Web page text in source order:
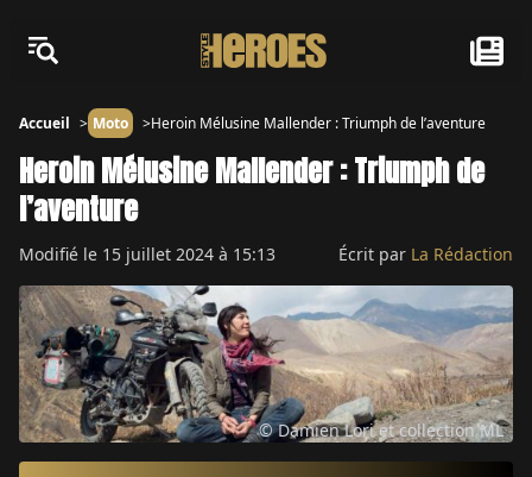
Accueil Moto Heroin Mélusine Mallender : Triumph de l’aventure
Heroin Mélusine Mallender : Triumph de
l’aventure
Modifié le 15 juillet 2024 à 15:13 Écrit par La Rédaction
© Damien Lori et collection ML